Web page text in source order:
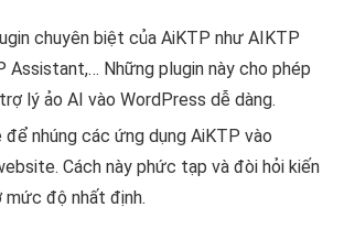
chuyên biệt của AiKTP như AIKTP
Assistant,… Những plugin này cho phép
lý ảo AI vào WordPress dễ dàng.
nhúng các ứng dụng AiKTP vào
Cách này phức tạp và đòi hỏi kiến
độ nhất định.